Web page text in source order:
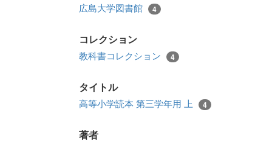
広島大学図書館 4
コレクション
教科書コレクション 4
タイトル
高等小学読本 第三学年用 上 4
著者